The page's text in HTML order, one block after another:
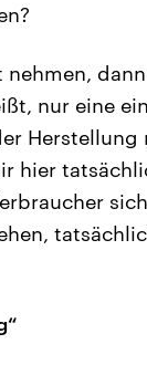
nur eine
Herstellung
hier